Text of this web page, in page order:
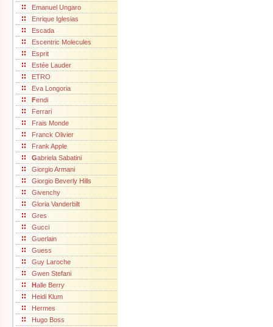
Emanuel Ungaro
Enrique Iglesias
Escada
Escentric Molecules
Esprit
Estée Lauder
ETRO
Eva Longoria
Fendi
Ferrari
Frais Monde
Franck Olivier
Frank Apple
Gabriela Sabatini
Giorgio Armani
Giorgio Beverly Hills
Givenchy
Gloria Vanderbilt
Gres
Gucci
Guerlain
Guess
Guy Laroche
Gwen Stefani
Halle Berry
Heidi Klum
Hermes
Hugo Boss